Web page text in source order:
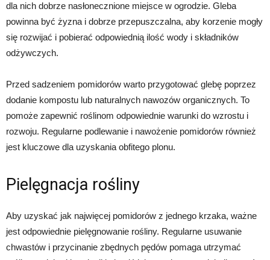
dla nich dobrze nasłonecznione miejsce w ogrodzie. Gleba
powinna być żyzna i dobrze przepuszczalna, aby korzenie mogły
się rozwijać i pobierać odpowiednią ilość wody i składników
odżywczych.
Przed sadzeniem pomidorów warto przygotować glebę poprzez
dodanie kompostu lub naturalnych nawozów organicznych. To
pomoże zapewnić roślinom odpowiednie warunki do wzrostu i
rozwoju. Regularne podlewanie i nawożenie pomidorów również
jest kluczowe dla uzyskania obfitego plonu.
Pielęgnacja rośliny
Aby uzyskać jak najwięcej pomidorów z jednego krzaka, ważne
jest odpowiednie pielęgnowanie rośliny. Regularne usuwanie
chwastów i przycinanie zbędnych pędów pomaga utrzymać